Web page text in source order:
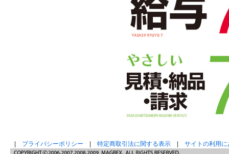
プライバシーポリシー 特定商取引法に関する表示 サイトの利用に